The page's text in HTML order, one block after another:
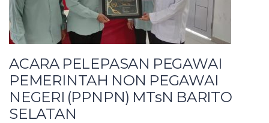
ACARA PELEPASAN PEGAWAI
PEMERINTAH NON PEGAWAI
NEGERI (PPNPN) MTsN BARITO
SELATAN